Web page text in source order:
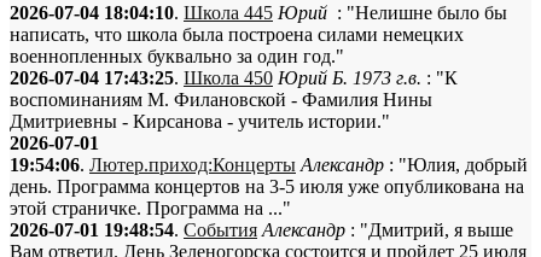
2026-07-04 18:04:10. Школа 445 Юрий : "Нелишне было бы
написать, что школа была построена силами немецких
военнопленных буквально за один год."
2026-07-04 17:43:25. Школа 450 Юрий Б. 1973 г.в. : "К
воспоминаниям М. Филановской - Фамилия Нины
Дмитриевны - Кирсанова - учитель истории."
2026-07-01
19:54:06. Лютер.приход:Концерты Александр : "Юлия, добрый
день. Программа концертов на 3-5 июля уже опубликована на
этой страничке. Программа на ..."
2026-07-01 19:48:54. События Александр : "Дмитрий, я выше
Вам ответил. День Зеленогорска состоится и пройдет 25 июля